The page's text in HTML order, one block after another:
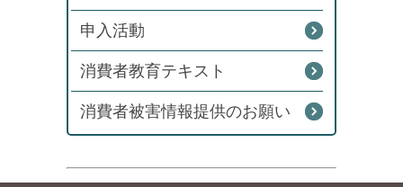
申入活動
消費者教育テキスト
消費者被害情報提供のお願い